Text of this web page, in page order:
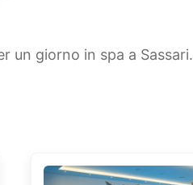
un giorno in spa a Sassari.